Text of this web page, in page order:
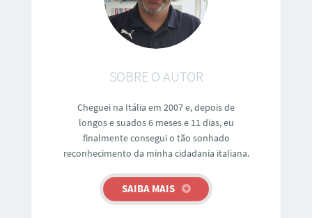
SOBRE O AUTOR
Cheguei na Itália em 2007 e, depois de
longos e suados 6 meses e 11 dias, eu
finalmente consegui o tão sonhado
reconhecimento da minha cidadania italiana.
SAIBA MAIS